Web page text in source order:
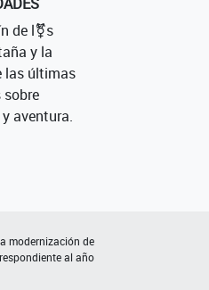
de l⚧s
y la
las últimas
sobre
aventura.
modernización de
al año